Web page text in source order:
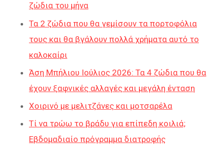
ζώδια του μήνα
Τα 2 ζώδια που θα γεμίσουν τα πορτοφόλια
τους και θα βγάλουν πολλά χρήματα αυτό το
καλοκαίρι
Άση Μπήλιου Ιούλιος 2026: Τα 4 ζώδια που θα
έχουν ξαφνικές αλλαγές και μεγάλη ένταση
Χοιρινό με μελιτζάνες και μοτσαρέλα
Τί να τρώω το βράδυ για επίπεδη κοιλιά;
Εβδομαδιαίο πρόγραμμα διατροφής